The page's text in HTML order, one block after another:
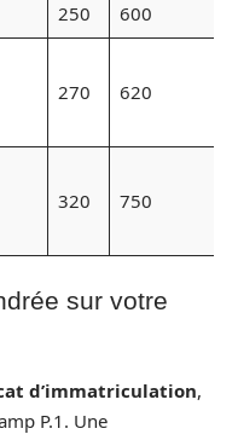
250
600
270 620
320 750
sur votre
d’immatriculation,
P.1. Une